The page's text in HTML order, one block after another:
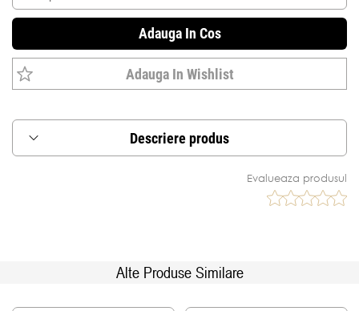
Adauga In Cos
Adauga In Wishlist
Descriere produs
dimensiuni mari. Se folosesc indeosebi pentru
sa rupa montura prin rasucire
Evalueaza produsul
Alte Produse Similare